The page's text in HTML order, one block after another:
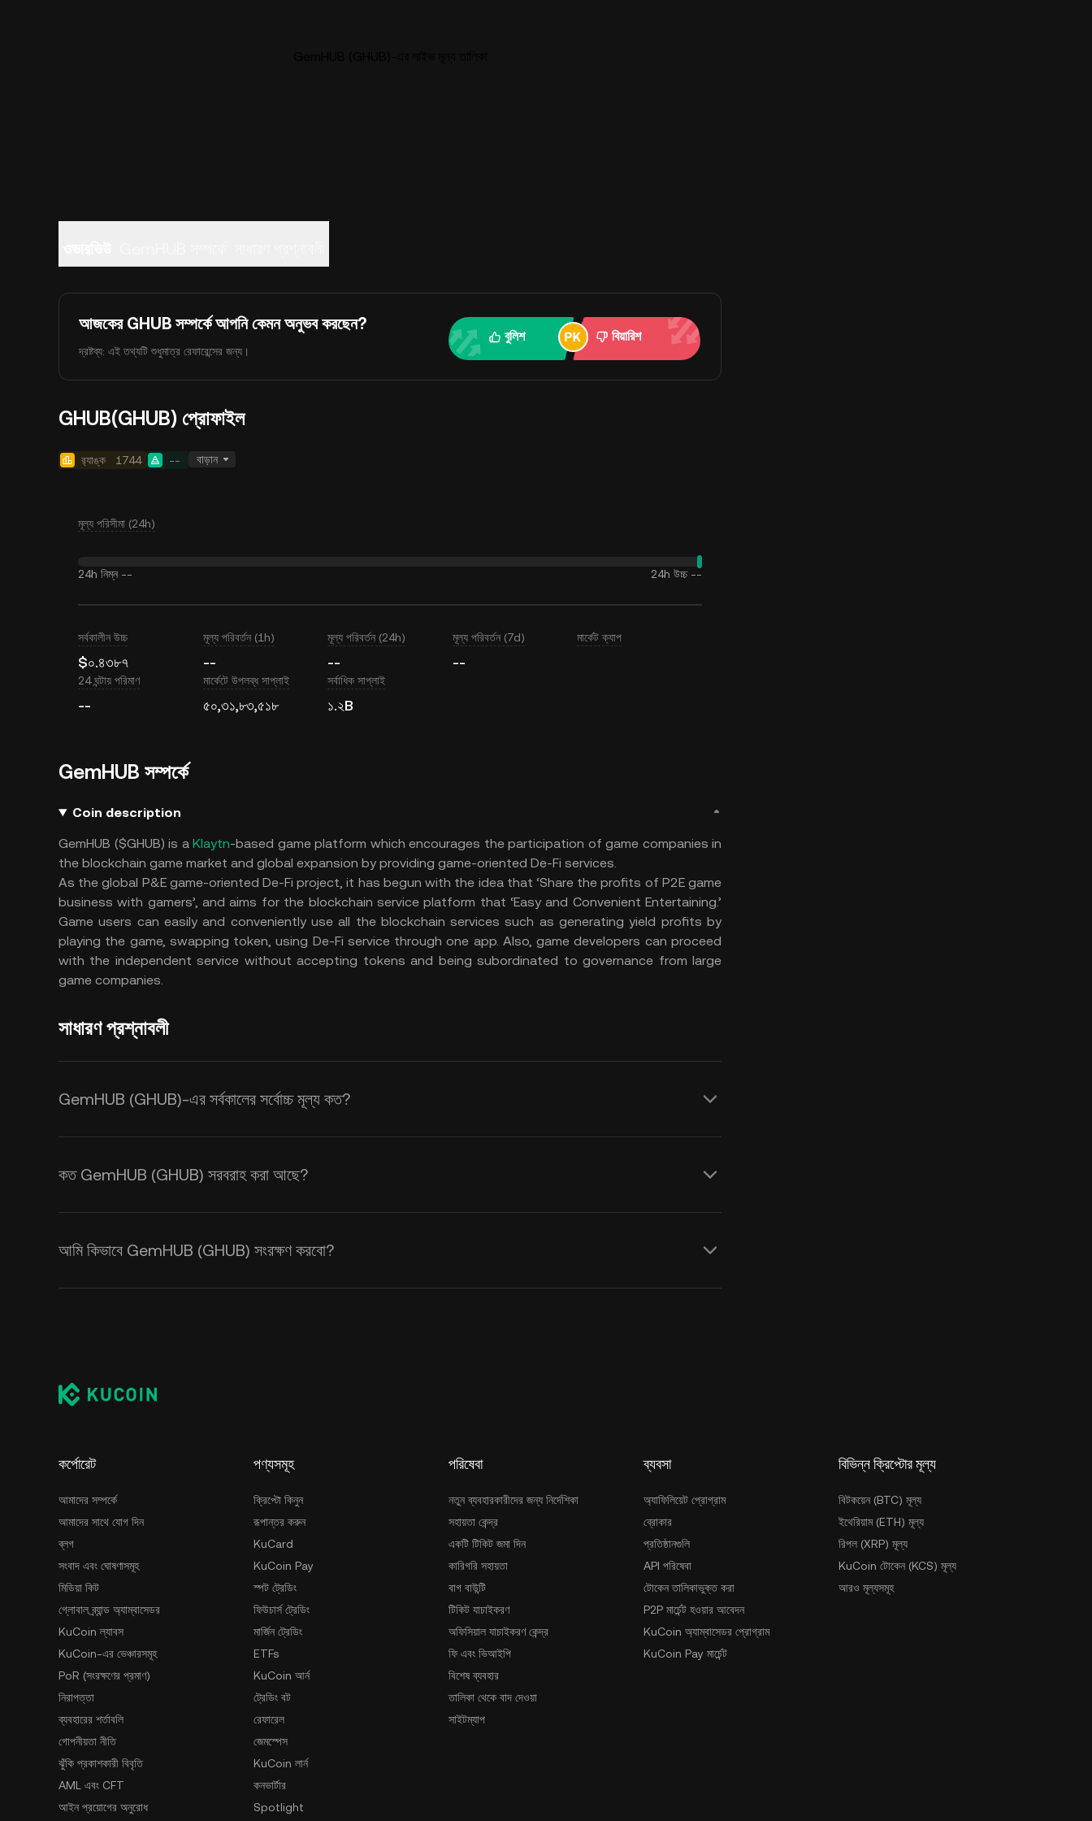
আজকের GHUB সম্পর্কে আপনি কেমন অনুভব করছেন?
দ্রষ্টব্য: এই তথ্যটি শুধুমাত্র রেফারেন্সের জন্য।
বুলিশ বিয়ারিশ
GHUB(GHUB) প্রোফাইল
র‍্যাঙ্ক 1744 -- বাড়ান
মূল্য পরিসীমা (24h)
24h নিম্ন -- 24h উচ্চ --
সর্বকালীন উচ্চ
$০.৪৩৮৭
মূল্য পরিবর্তন (1h)
--
মূল্য পরিবর্তন (24h)
--
মূল্য পরিবর্তন (7d)
--
মার্কেট ক্যাপ
24 ঘন্টায় পরিমাণ
--
মার্কেটে উপলব্ধ সাপ্লাই
৫০,৩১,৮৩,৫১৮
সর্বাধিক সাপ্লাই
১.২B
GemHUB সম্পর্কে
Coin description
GemHUB ($GHUB) is a Klaytn-based game platform which encourages the participation of game companies in
the blockchain game market and global expansion by providing game-oriented De-Fi services.
As the global P&E game-oriented De-Fi project, it has begun with the idea that ‘Share the profits of P2E game
business with gamers’, and aims for the blockchain service platform that ‘Easy and Convenient Entertaining.’
Game users can easily and conveniently use all the blockchain services such as generating yield profits by
playing the game, swapping token, using De-Fi service through one app. Also, game developers can proceed
with the independent service without accepting tokens and being subordinated to governance from large
game companies.
সাধারণ প্রশ্নাবলী
GemHUB (GHUB)-এর সর্বকালের সর্বোচ্চ মূল্য কত?
কত GemHUB (GHUB) সরবরাহ করা আছে?
আমি কিভাবে GemHUB (GHUB) সংরক্ষণ করবো?
কর্পোরেট
আমাদের সম্পর্কে
আমাদের সাথে যোগ দিন
ব্লগ
সংবাদ এবং ঘোষণাসমূহ
মিডিয়া কিট
গ্লোবাল ব্র্যান্ড অ্যাম্বাসেডর
KuCoin ল্যাবস
KuCoin-এর ভেঞ্চারসমূহ
PoR (সংরক্ষণের প্রমাণ)
নিরাপত্তা
ব্যবহারের শর্তাবলি
গোপনীয়তা নীতি
ঝুঁকি প্রকাশকারী বিবৃতি
AML এবং CFT
আইন প্রয়োগের অনুরোধ
পণ্যসমূহ
ক্রিপ্টো কিনুন
রূপান্তর করুন
KuCard
KuCoin Pay
স্পট ট্রেডিং
ফিউচার্স ট্রেডিং
মার্জিন ট্রেডিং
ETFs
KuCoin আর্ন
ট্রেডিং বট
রেফারেল
জেমস্পেস
KuCoin লার্ন
কনভার্টার
Spotlight
পরিষেবা
নতুন ব্যবহারকারীদের জন্য নির্দেশিকা
সহায়তা কেন্দ্র
একটি টিকিট জমা দিন
কারিগরি সহায়তা
বাগ বাউন্টি
টিকিট যাচাইকরণ
অফিসিয়াল যাচাইকরণ কেন্দ্র
ফি এবং ভিআইপি
বিশেষ ব্যবহার
তালিকা থেকে বাদ দেওয়া
সাইটম্যাপ
ব্যবসা
অ্যাফিলিয়েট প্রোগ্রাম
ব্রোকার
প্রতিষ্ঠানগুলি
API পরিষেবা
টোকেন তালিকাভুক্ত করা
P2P মার্চেন্ট হওয়ার আবেদন
KuCoin অ্যাম্বাসেডর প্রোগ্রাম
KuCoin Pay মার্চেন্ট
বিভিন্ন ক্রিপ্টোর মূল্য
বিটকয়েন (BTC) মূল্য
ইথেরিয়াম (ETH) মূল্য
রিপল (XRP) মূল্য
KuCoin টোকেন (KCS) মূল্য
আরও মূল্যসমূহ